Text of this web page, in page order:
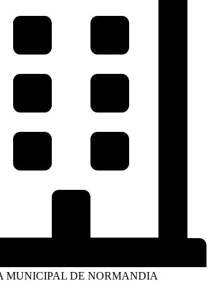
MUNICIPAL DE NORMANDIA